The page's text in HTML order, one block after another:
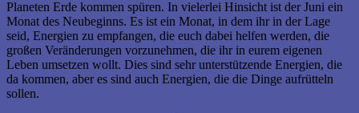
Planeten Erde kommen spüren. In vielerlei Hinsicht ist der Juni ein
Monat des Neubeginns. Es ist ein Monat, in dem ihr in der Lage
seid, Energien zu empfangen, die euch dabei helfen werden, die
großen Veränderungen vorzunehmen, die ihr in eurem eigenen
Leben umsetzen wollt. Dies sind sehr unterstützende Energien, die
da kommen, aber es sind auch Energien, die die Dinge aufrütteln
sollen.